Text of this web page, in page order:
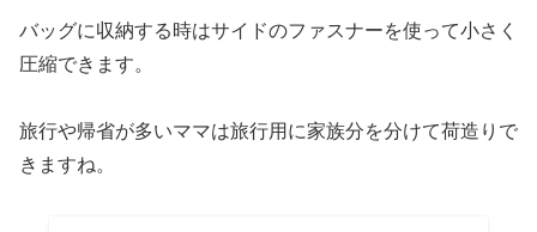
バッグに収納する時はサイドのファスナーを使って小さく
圧縮できます。
旅行や帰省が多いママは旅行用に家族分を分けて荷造りで
きますね。